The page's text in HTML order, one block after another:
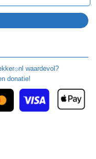
🙂nl waardevol?
donatie!